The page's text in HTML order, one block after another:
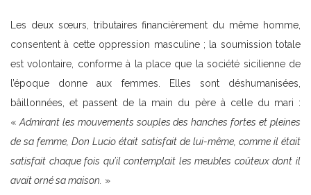
Les deux sœurs, tributaires financièrement du même homme,
consentent à cette oppression masculine ; la soumission totale
est volontaire, conforme à la place que la société sicilienne de
l’époque donne aux femmes. Elles sont déshumanisées,
bâillonnées, et passent de la main du père à celle du mari :
« Admirant les mouvements souples des hanches fortes et pleines
de sa femme, Don Lucio était satisfait de lui-même, comme il était
satisfait chaque fois qu’il contemplait les meubles coûteux dont il
avait orné sa maison. »